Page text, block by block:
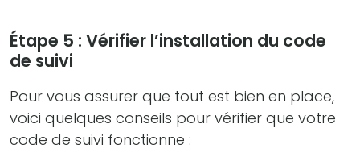
Étape 5 : Vérifier l’installation du code
de suivi
Pour vous assurer que tout est bien en place,
voici quelques conseils pour vérifier que votre
code de suivi fonctionne :